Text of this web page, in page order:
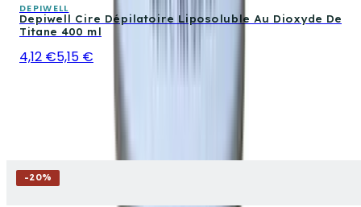
DEPIWELL
Depiwell Cire Dépilatoire Liposoluble Au Dioxyde De
Titane 400 ml
4,12 €5,15 €
-20%